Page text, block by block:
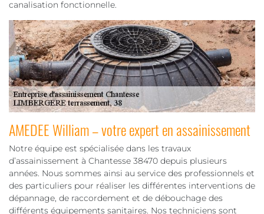
canalisation fonctionnelle.
AMEDEE William – votre expert en assainissement
Notre équipe est spécialisée dans les travaux
d’assainissement à Chantesse 38470 depuis plusieurs
années. Nous sommes ainsi au service des professionnels et
des particuliers pour réaliser les différentes interventions de
dépannage, de raccordement et de débouchage des
différents équipements sanitaires. Nos techniciens sont